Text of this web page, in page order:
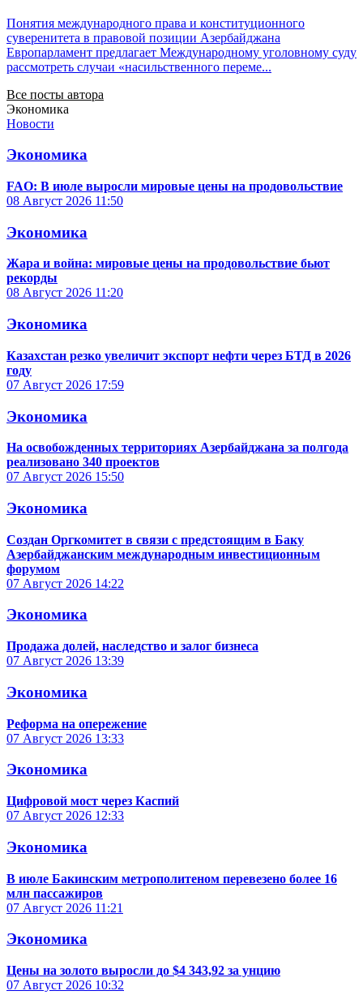
Понятия международного права и конституционного
суверенитета в правовой позиции Азербайджана
Европарламент предлагает Международному уголовному суду
рассмотреть случаи «насильственного переме...
Все посты автора
Экономика
Новости
Экономика
FAO: В июле выросли мировые цены на продовольствие
08 Август 2026 11:50
Экономика
Жара и война: мировые цены на продовольствие бьют
рекорды
08 Август 2026 11:20
Экономика
Казахстан резко увеличит экспорт нефти через БТД в 2026
году
07 Август 2026 17:59
Экономика
На освобожденных территориях Азербайджана за полгода
реализовано 340 проектов
07 Август 2026 15:50
Экономика
Создан Оргкомитет в связи с предстоящим в Баку
Азербайджанским международным инвестиционным
форумом
07 Август 2026 14:22
Экономика
Продажа долей, наследство и залог бизнеса
07 Август 2026 13:39
Экономика
Реформа на опережение
07 Август 2026 13:33
Экономика
Цифровой мост через Каспий
07 Август 2026 12:33
Экономика
В июле Бакинским метрополитеном перевезено более 16
млн пассажиров
07 Август 2026 11:21
Экономика
Цены на золото выросли до $4 343,92 за унцию
07 Август 2026 10:32